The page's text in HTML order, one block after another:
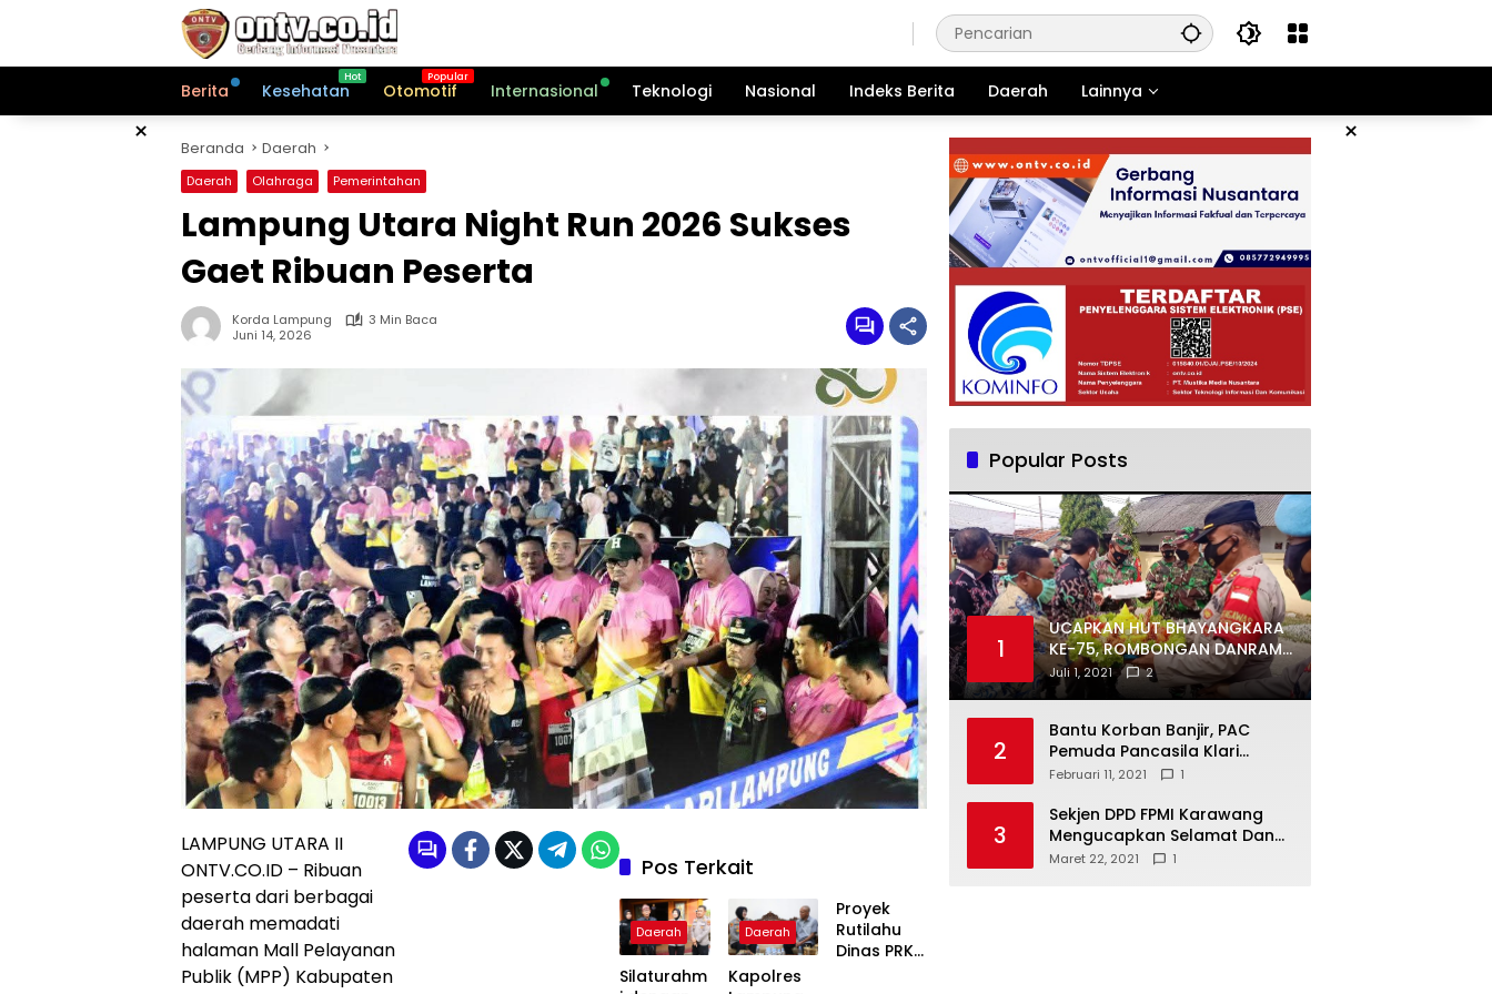
Berita Kesehatan Otomotif Internasional Teknologi Nasional Indeks Berita Daerah Lainnya
× ×
Beranda Daerah
Daerah Olahraga Pemerintahan
Lampung Utara Night Run 2026 Sukses
Gaet Ribuan Peserta
Korda Lampung
3 Min Baca
Juni 14, 2026
LAMPUNG UTARA II
ONTV.CO.ID – Ribuan
peserta dari berbagai
daerah memadati
halaman Mall Pelayanan
Publik (MPP) Kabupaten
Pos Terkait
Daerah
Silaturahm
Daerah
Kapolres
Proyek
Rutilahu
Dinas PRKP
Popular Posts
1
UCAPKAN HUT BHAYANGKARA
KE-75, ROMBONGAN DANRAMIL
DAN CAMAT DATANGI
MAPOLSEK MUARAGEMBONG
Juli 1, 2021 2
2
Bantu Korban Banjir, PAC
Pemuda Pancasila Klari
Galang Donasi
Februari 11, 2021 1
3
Sekjen DPD FPMI Karawang
Mengucapkan Selamat Dan
Sukses Atas Kemenangan
Maret 22, 2021 1